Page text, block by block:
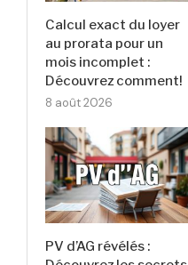
Calcul exact du loyer
au prorata pour un
mois incomplet :
Découvrez comment!
8 août 2026
PV d’AG révélés :